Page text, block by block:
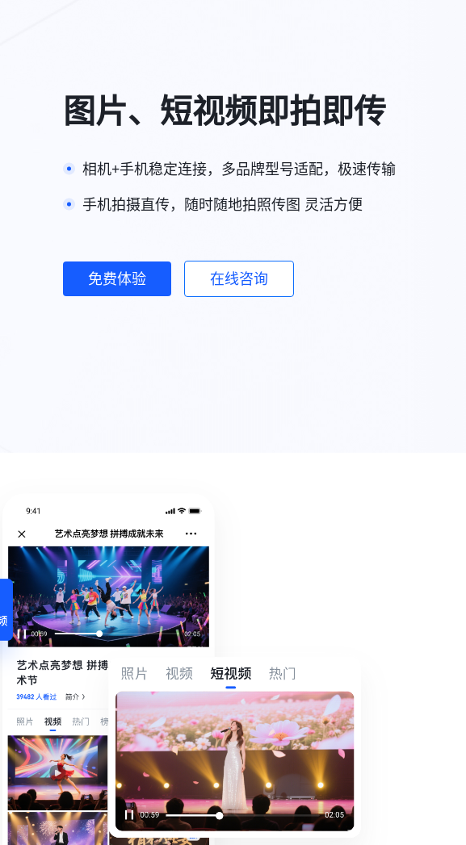
图片、短视频即拍即传
相机+手机稳定连接，多品牌型号适配，极速传输
手机拍摄直传，随时随地拍照传图 灵活方便
免费体验 在线咨询